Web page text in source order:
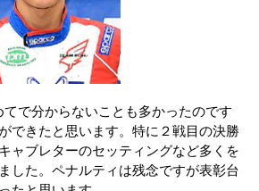
で分からないことも多かったのです
できたと思います。特に２戦目の決勝
ャブレターのセッティングなど多くを
した。ペナルティは残念ですが表彰台